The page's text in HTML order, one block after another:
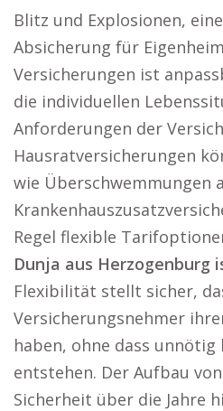
Blitz und Explosionen,
Absicherung für
Versicherungen ist
die individuellen
Anforderungen der
Hausratversicherungen
wie Überschwemmungen
Regel flexible
Dunja aus Herzogenburg
Flexibilität stellt sicher,
Versicherungsnehmer
haben, ohne dass unnötig
entstehen. Der Aufbau
Sicherheit über die Jahre